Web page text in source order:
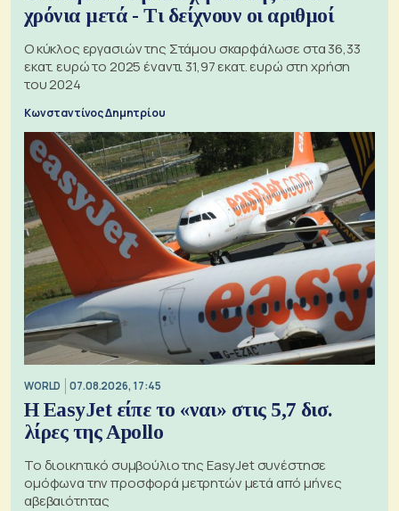
χρόνια μετά - Τι δείχνουν οι αριθμοί
Ο κύκλος εργασιών της Στάμου σκαρφάλωσε στα 36,33
εκατ. ευρώ το 2025 έναντι 31,97 εκατ. ευρώ στη χρήση
του 2024
Κωνσταντίνος Δημητρίου
WORLD 07.08.2026, 17:45
Η EasyJet είπε το «ναι» στις 5,7 δισ.
λίρες της Apollo
Το διοικητικό συμβούλιο της EasyJet συνέστησε
ομόφωνα την προσφορά μετρητών μετά από μήνες
αβεβαιότητας